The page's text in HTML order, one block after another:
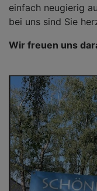
einfach neugierig
bei uns sind Sie
Wir freuen uns